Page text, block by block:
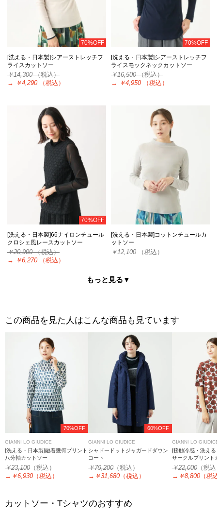
70%OFF
[洗える・日本製]シアーストレッチフ
ライスカットソー
￥14,300（税込）
→
￥4,290 （税込）
70%OFF
[洗える・日本製]シアーストレッチフ
ライスモックネックカットソー
￥16,500（税込）
→
￥4,950 （税込）
70%OFF
[洗える・日本製]66ナイロンチュール
クロシェ風レースカットソー
￥20,900（税込）
→
￥6,270 （税込）
[洗える・日本製]コットンチュールカ
ットソー
￥12,100 （税込）
もっと見る▼
この商品を見た人はこんな商品も見ています
70%OFF
GIANNI LO GIUDICE
[洗える・日本製]融着幾何プリント
八分袖カットソー
￥23,100 （税込）
→ ￥6,930 （税込）
60%OFF
GIANNI LO GIUDICE
シャドードットジャガードダウン
コート
￥79,200（税込）
→ ￥31,680 （税込）
GIANNI LO
[接触冷感・洗え
サークルプリント
￥22,000（税
→ ￥8,800（税
カットソー・Tシャツのおすすめ